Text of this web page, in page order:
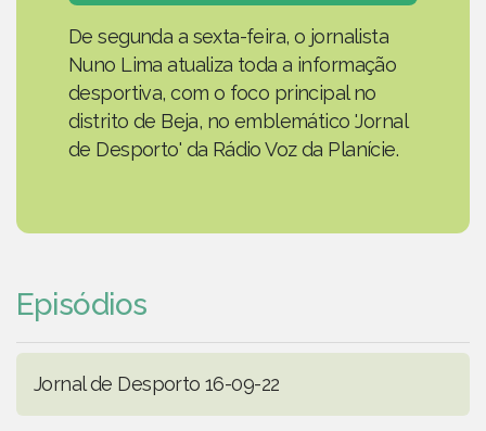
De segunda a sexta-feira, o jornalista
Nuno Lima atualiza toda a informação
desportiva, com o foco principal no
distrito de Beja, no emblemático 'Jornal
de Desporto' da Rádio Voz da Planície.
Episódios
Jornal de Desporto 16-09-22